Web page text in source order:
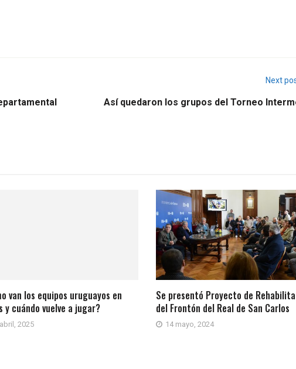
Next
Así quedaron los grupos del Torneo
van los equipos uruguayos en
y cuándo vuelve a jugar?
2025
Se presentó Proyecto de
del Frontón del Real de San Carlos
14 mayo, 2024